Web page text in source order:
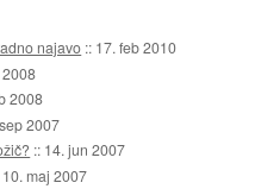
najavo :: 17. feb 2010
2008
2008
2007
:: 14. jun 2007
10. maj 2007